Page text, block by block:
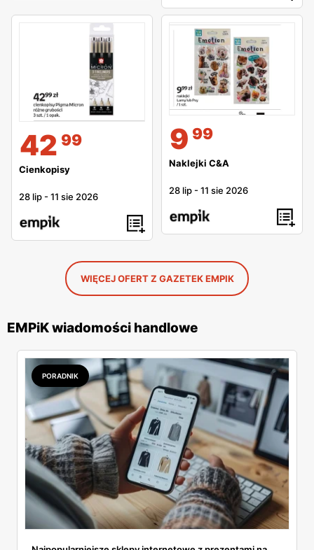
42 99
Cienkopisy
28 lip -11 sie 2026
9 99
Naklejki C&A
28 lip -11 sie 2026
WIĘCEJ OFERT Z GAZETEK EMPIK
EMPiK wiadomości handlowe
PORADNIK